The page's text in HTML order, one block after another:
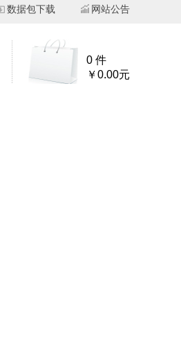
数据包下载 网站公告
0 件
￥0.00元